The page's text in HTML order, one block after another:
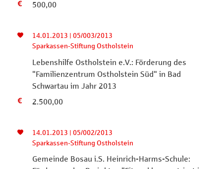
500,00
14.01.2013 | 05/003/2013
Sparkassen-Stiftung Ostholstein
Lebenshilfe Ostholstein e.V.: Förderung des
"Familienzentrum Ostholstein Süd" in Bad
Schwartau im Jahr 2013
2.500,00
14.01.2013 | 05/002/2013
Sparkassen-Stiftung Ostholstein
Gemeinde Bosau i.S. Heinrich-Harms-Schule: